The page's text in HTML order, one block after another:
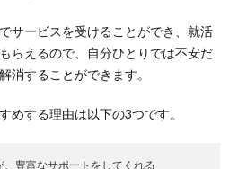
サービスを受けることができ、就活
らえるので、自分ひとりでは不安だ
消することができます。
めする理由は以下の3つです。
豊富なサポートをしてくれる